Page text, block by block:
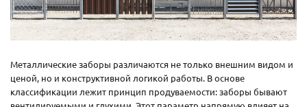
Металлические заборы различаются не только внешним видом и
ценой, но и конструктивной логикой работы. В основе
классификации лежит принцип продуваемости: заборы бывают